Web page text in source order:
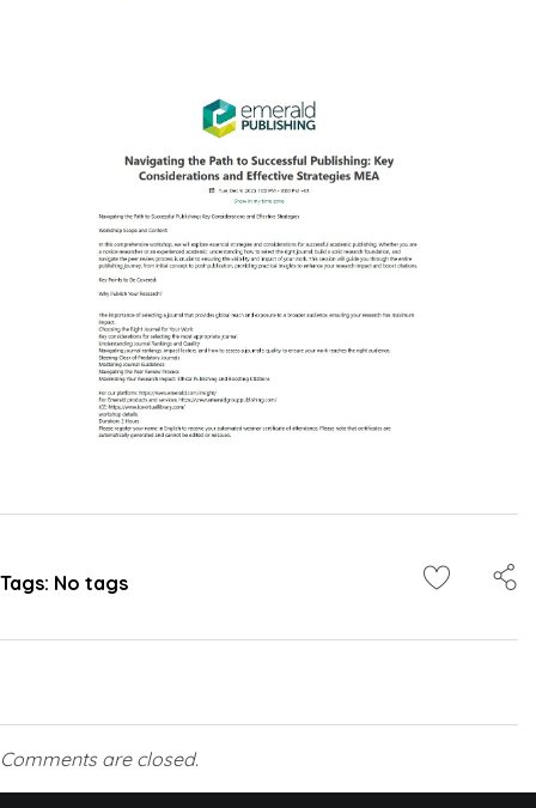
Tags: No tags
Comments are closed.